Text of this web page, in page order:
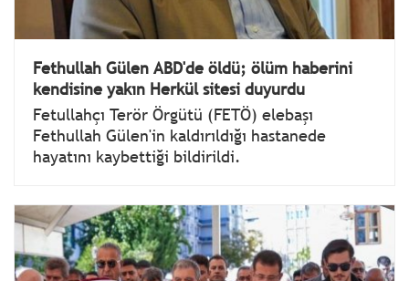
Fethullah Gülen ABD'de öldü; ölüm haberini
kendisine yakın Herkül sitesi duyurdu
Fetullahçı Terör Örgütü (FETÖ) elebaşı
Fethullah Gülen'in kaldırıldığı hastanede
hayatını kaybettiği bildirildi.